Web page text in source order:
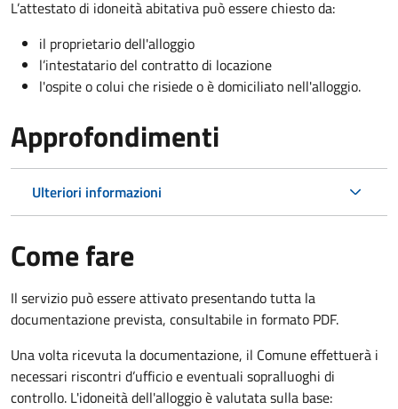
L’attestato di idoneità abitativa può essere chiesto da:
il proprietario dell'alloggio
l’intestatario del contratto di locazione
l'ospite o colui che risiede o è domiciliato nell'alloggio.
Approfondimenti
Ulteriori informazioni
Come fare
Il servizio può essere attivato presentando tutta la
documentazione prevista, consultabile in formato PDF.
Una volta ricevuta la documentazione, il Comune effettuerà i
necessari riscontri d’ufficio e eventuali sopralluoghi di
controllo. L'idoneità dell'alloggio è valutata sulla base: